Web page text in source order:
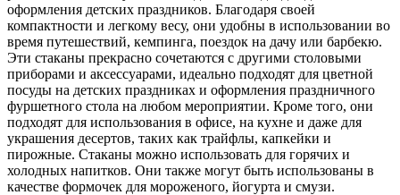
оформления детских праздников. Благодаря своей
компактности и легкому весу, они удобны в использовании во
время путешествий, кемпинга, поездок на дачу или барбекю.
Эти стаканы прекрасно сочетаются с другими столовыми
приборами и аксессуарами, идеально подходят для цветной
посуды на детских праздниках и оформления праздничного
фуршетного стола на любом мероприятии. Кроме того, они
подходят для использования в офисе, на кухне и даже для
украшения десертов, таких как трайфлы, капкейки и
пирожные. Стаканы можно использовать для горячих и
холодных напитков. Они также могут быть использованы в
качестве формочек для мороженого, йогурта и смузи.